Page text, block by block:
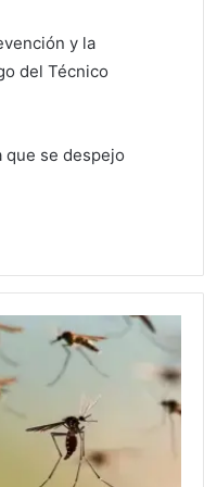
y la
del Técnico
que se despejo